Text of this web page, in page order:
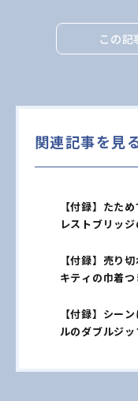
この記
関連記事を見
【付録】たた
レストブリッ
【付録】売り
キティの巾着
【付録】シー
ルのダブルジ